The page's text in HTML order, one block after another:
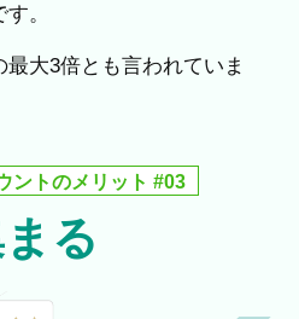
。
大3倍とも言われていま
ントのメリット #03
る